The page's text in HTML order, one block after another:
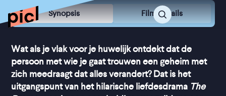
Synopsis Film Details
Wat als je vlak voor je huwelijk ontdekt dat de
persoon met wie je gaat trouwen een geheim met
zich meedraagt dat alles verandert? Dat is het
uitgangspunt van het hilarische liefdesdrama The